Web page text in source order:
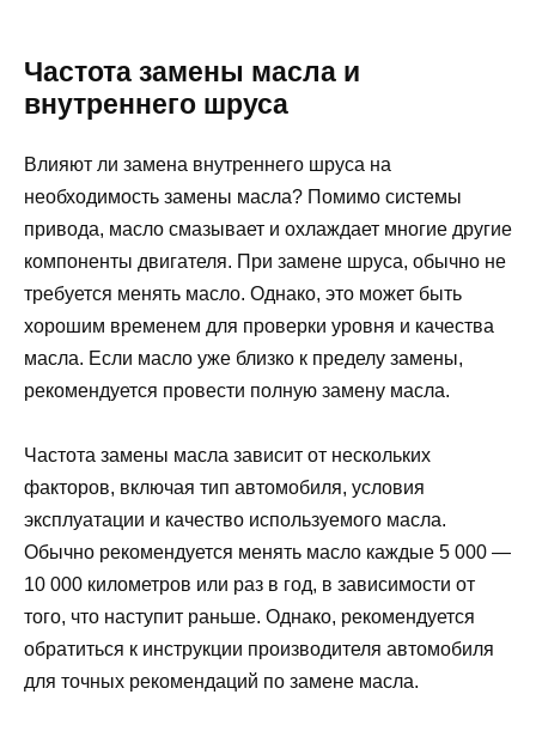
Частота замены масла и
внутреннего шруса
Влияют ли замена внутреннего шруса на
необходимость замены масла? Помимо системы
привода, масло смазывает и охлаждает многие другие
компоненты двигателя. При замене шруса, обычно не
требуется менять масло. Однако, это может быть
хорошим временем для проверки уровня и качества
масла. Если масло уже близко к пределу замены,
рекомендуется провести полную замену масла.
Частота замены масла зависит от нескольких
факторов, включая тип автомобиля, условия
эксплуатации и качество используемого масла.
Обычно рекомендуется менять масло каждые 5 000 —
10 000 километров или раз в год, в зависимости от
того, что наступит раньше. Однако, рекомендуется
обратиться к инструкции производителя автомобиля
для точных рекомендаций по замене масла.